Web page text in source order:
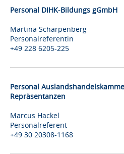
Personal DIHK-Bildungs gGmbH
Martina Scharpenberg
Personalreferentin
+49 228 6205-225
Personal
Repräsentanzen
Marcus Hackel
Personalreferent
+49 30 20308-1168